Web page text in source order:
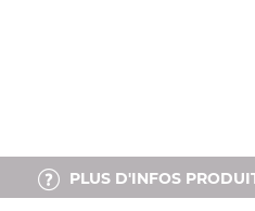
PLUS D'INFOS